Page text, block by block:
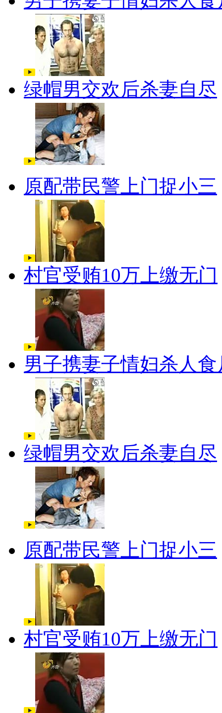
绿帽男交欢后杀妻自尽
原配带民警上门捉小三
村官受贿10万上缴无门
男子携妻子情妇杀人食
绿帽男交欢后杀妻自尽
原配带民警上门捉小三
村官受贿10万上缴无门